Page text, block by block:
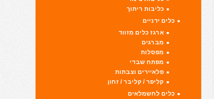
כליבות ריתוך
כלים ידניים
ארגז כלים מזווד
מברגים
מפסלות
מפתח שבדי
פלאיירים וצבתות
קליפר / קליבר / זחון
כלים לחשמלאים